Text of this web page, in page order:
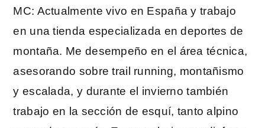
MC: Actualmente vivo en España y trabajo
en una tienda especializada en deportes de
montaña. Me desempeño en el área técnica,
asesorando sobre trail running, montañismo
y escalada, y durante el invierno también
trabajo en la sección de esquí, tanto alpino